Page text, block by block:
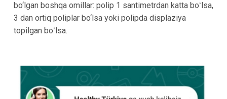
bo‘lgan boshqa omillar: polip 1 santimetrdan katta boʻlsa,
3 dan ortiq poliplar bo‘lsa yoki polipda displaziya
topilgan boʻlsa.